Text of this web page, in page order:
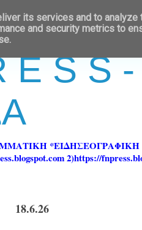
E S
2)https://
18.6.26
its services and to analyze
and security metrics to